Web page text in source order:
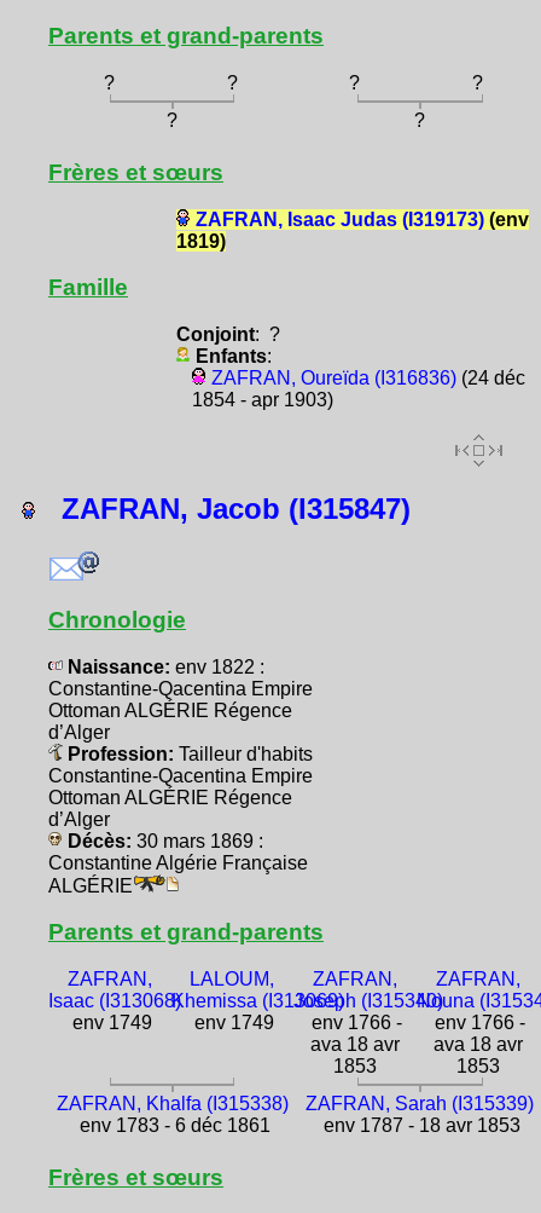
Parents et grand-parents
? ? ?
?
?
?
Frères et sœurs
ZAFRAN, Isaac Judas (I319173)(env
1819)
Famille
Conjoint: ?
Enfants:
ZAFRAN, Oureïda (I316836)(24 déc
1854 - apr 1903)
ZAFRAN, Jacob (I315847)
Chronologie
Naissance: env 1822 :
Constantine-Qacentina Empire
Ottoman ALGÉRIE Régence
d’Alger
Profession: Tailleur d'habits
Constantine-Qacentina Empire
Ottoman ALGÉRIE Régence
d’Alger
Décès: 30 mars 1869 :
Constantine Algérie Française
ALGÉRIE
Parents et grand-parents
ZAFRAN,
Isaac (I313068)
env 1749
LALOUM,
Khemissa (I313069)
env 1749
ZAFRAN,
Joseph (I315340)
env 1766 -
ava 18 avr
1853
ZAFRAN,
Nouna
env 1766 -
ava 18 avr
1853
ZAFRAN, Khalfa (I315338)
env 1783 - 6 déc 1861
ZAFRAN, Sarah (I315339)
env 1787 - 18 avr 1853
Frères et sœurs